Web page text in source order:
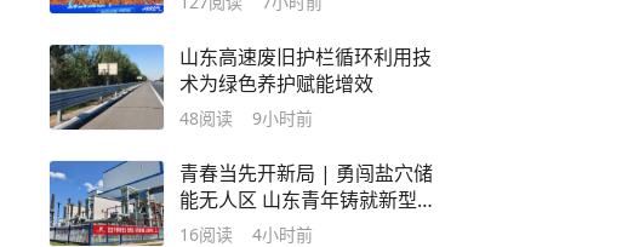
山东高速废旧护栏循环利用技
术为绿色养护赋能增效
48阅读 9小时前
青春当先开新局 | 勇闯盐穴储
能无人区 山东青年铸就新型
电力系统 “压舱石”
16阅读 4小时前